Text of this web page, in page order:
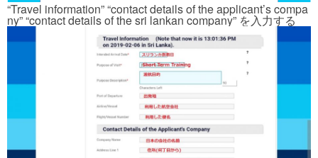
“Travel information” “contact details of the applicant’s compa
ny” “contact details of the sri lankan company” を入力する